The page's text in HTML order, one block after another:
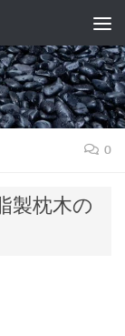
0
製枕木の